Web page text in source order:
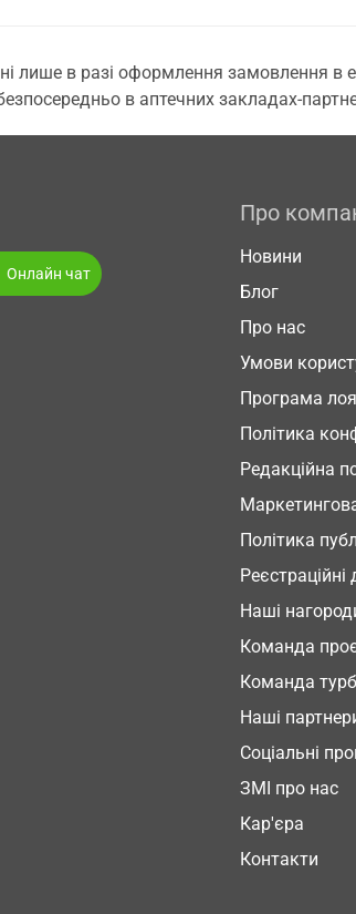
лише в разі оформлення замовлення в
в аптечних закладах-
Онлайн чат
Про
Новини
Блог
Про нас
Умови
Програма
Політика
Редакційна
Політика
Наші
Команда
Команда
Наші
Соціальні
ЗМІ про нас
Кар'єра
Контакти